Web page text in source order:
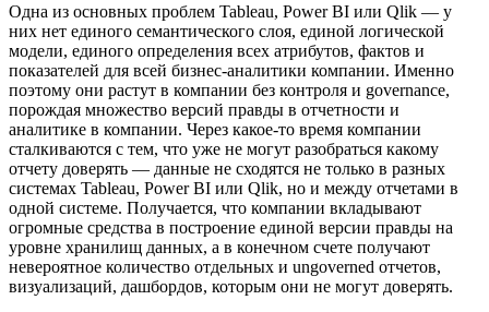
Одна из основных проблем Tableau, Power BI или Qlik — у
них нет единого семантического слоя, единой логической
модели, единого определения всех атрибутов, фактов и
показателей для всей бизнес-аналитики компании. Именно
поэтому они растут в компании без контроля и governance,
порождая множество версий правды в отчетности и
аналитике в компании. Через какое-то время компании
сталкиваются с тем, что уже не могут разобраться какому
отчету доверять — данные не сходятся не только в разных
системах Tableau, Power BI или Qlik, но и между отчетами в
одной системе. Получается, что компании вкладывают
огромные средства в построение единой версии правды на
уровне хранилищ данных, а в конечном счете получают
невероятное количество отдельных и ungoverned отчетов,
визуализаций, дашбордов, которым они не могут доверять.